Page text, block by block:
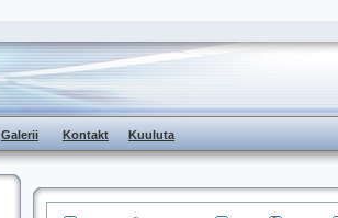
Galerii Kontakt Kuuluta